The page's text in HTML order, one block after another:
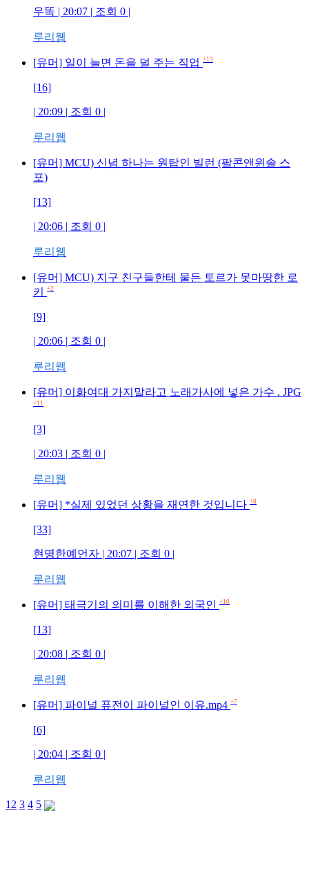
우똑 | 20:07 | 조회 0 |
루리웹
[유머] 일이 늘면 돈을 덜 주는 직업 +13
[16]
| 20:09 | 조회 0 |
루리웹
[유머] MCU) 신념 하나는 원탑인 빌런 (팔콘앤윈솔 스
포)
[13]
| 20:06 | 조회 0 |
루리웹
[유머] MCU) 지구 친구들한테 물든 토르가 못마땅한 로
키
+2
[9]
| 20:06 | 조회 0 |
루리웹
[유머] 이화여대 가지말라고 노래가사에 넣은 가수 . JPG
+11
[3]
| 20:03 | 조회 0 |
루리웹
[유머] *실제 있었던 상황을 재연한 것입니다 +8
[33]
현명한예언자 | 20:07 | 조회 0 |
루리웹
[유머] 태극기의 의미를 이해한 외국인 +10
[13]
| 20:08 | 조회 0 |
루리웹
[유머] 파이널 퓨전이 파이널인 이유.mp4 +7
[6]
| 20:04 | 조회 0 |
루리웹
1 2 3 4 5